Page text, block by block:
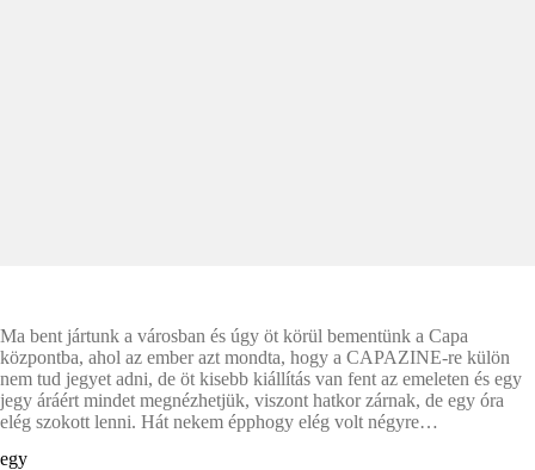
Ma bent jártunk a városban és úgy öt körül bementünk a Capa
központba, ahol az ember azt mondta, hogy a CAPAZINE-re külön
nem tud jegyet adni, de öt kisebb kiállítás van fent az emeleten és egy
jegy áráért mindet megnézhetjük, viszont hatkor zárnak, de egy óra
elég szokott lenni. Hát nekem épphogy elég volt négyre…
egy